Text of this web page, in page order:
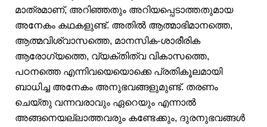
മാത്രമാണ്, അറിഞ്ഞതും അറിയപ്പെടാത്തതുമായ
അനേകം കഥകളുണ്ട്. അതിൽ ആത്മാഭിമാനത്തെ,
ആത്മവിശ്വാസത്തെ, മാനസിക-ശാരീരിക
ആരോഗ്യത്തെ, വ്യക്തിത്വ വികാസത്തെ,
പഠനത്തെ എന്നിവയെയൊക്കെ പ്രതികൂലമായി
ബാധിച്ച അനേകം അനുഭവങ്ങളുമുണ്ട്. തരണം
ചെയ്തു വന്നവരാവും ഏറെയും എന്നാൽ
അങ്ങനെയല്ലാത്തവരും കണ്ടേക്കും, ദുരനുഭവങ്ങൾ